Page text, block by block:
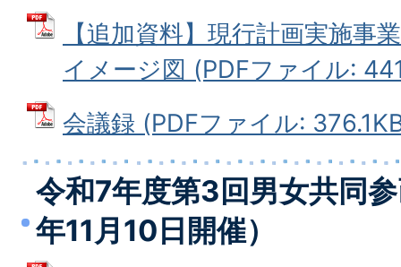
【追加資料】現行計画実施事
イメージ図 (PDFファイル:
会議録 (PDFファイル:
令和7年度第3回男女共同
年11月10日開催）